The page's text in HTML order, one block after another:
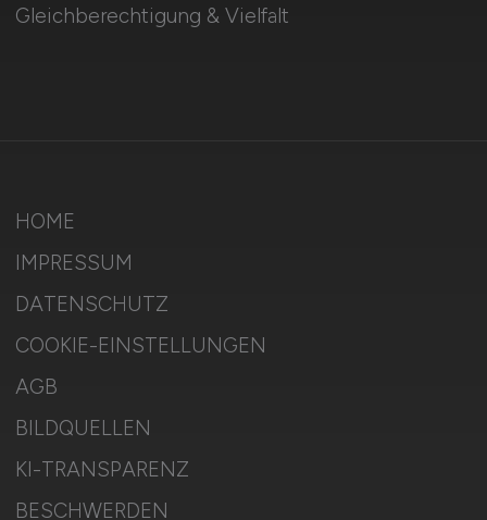
Gleichberechtigung & Vielfalt
HOME
IMPRESSUM
DATENSCHUTZ
COOKIE-EINSTELLUNGEN
AGB
BILDQUELLEN
KI-TRANSPARENZ
BESCHWERDEN